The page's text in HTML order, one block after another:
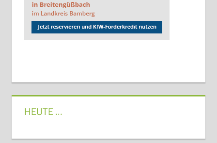
HEUTE …